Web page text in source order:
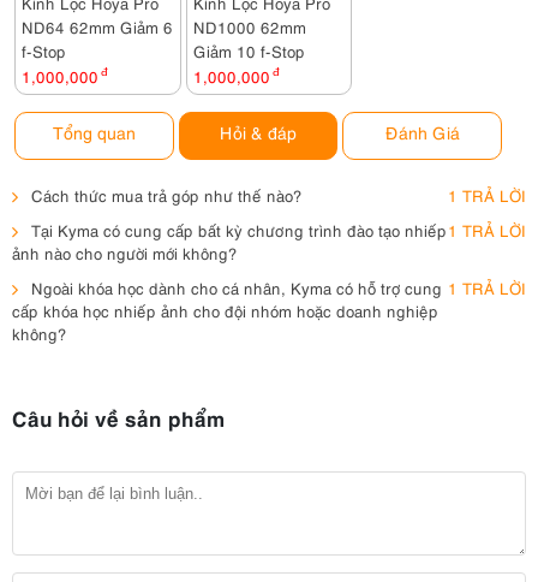
ND64 62mm Giảm 6
f-Stop
1,000,000 đ
ND1000 62mm
Giảm 10 f-Stop
1,000,000 đ
Tổng quan Hỏi & đáp Đánh Giá
Cách thức mua trả góp như thế nào?
1 TRẢ LỜI
Tại Kyma có cung cấp bất kỳ chương trình đào tạo nhiếp
ảnh nào cho người mới không?
1 TRẢ LỜI
Ngoài khóa học dành cho cá nhân, Kyma có hỗ trợ cung
cấp khóa học nhiếp ảnh cho đội nhóm hoặc doanh nghiệp
không?
1 TRẢ LỜI
Câu hỏi về sản phẩm